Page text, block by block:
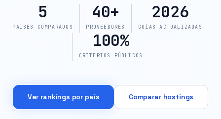
5
PAÍSES COMPARADOS
40+
PROVEEDORES
2026
GUÍAS ACTUALIZADAS
100%
CRITERIOS PÚBLICOS
Ver rankings por país Comparar hostings